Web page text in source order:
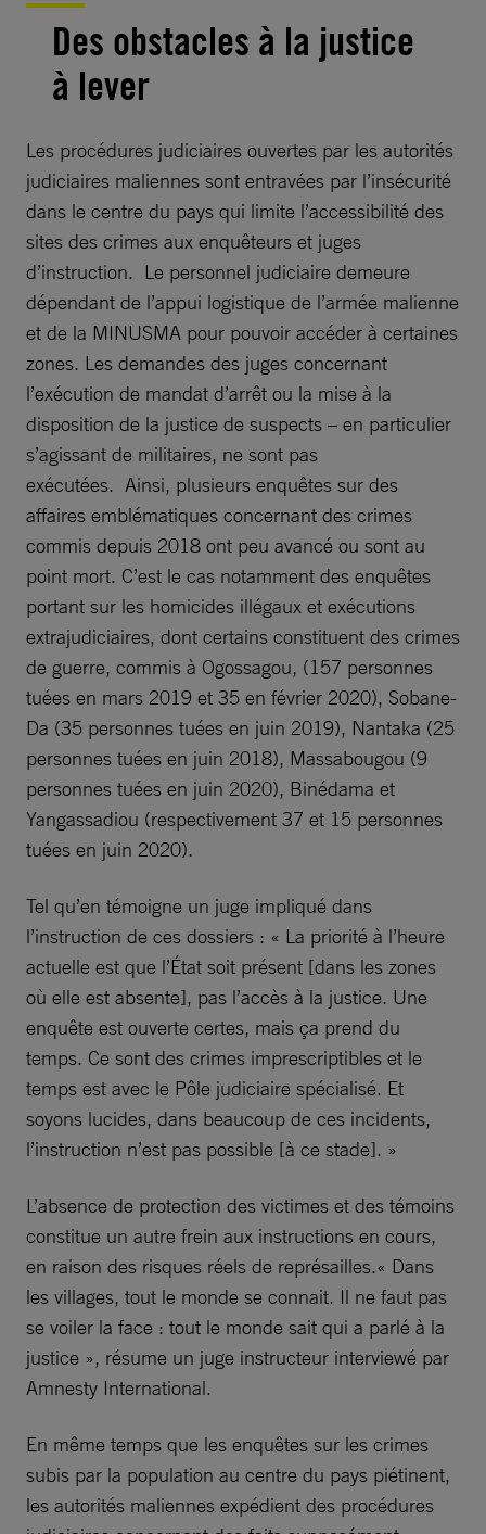
Des obstacles à la justice
à lever
Les procédures judiciaires ouvertes par les autorités
judiciaires maliennes sont entravées par l’insécurité
dans le centre du pays qui limite l’accessibilité des
sites des crimes aux enquêteurs et juges
d’instruction. Le personnel judiciaire demeure
dépendant de l’appui logistique de l’armée malienne
et de la MINUSMA pour pouvoir accéder à certaines
zones. Les demandes des juges concernant
l’exécution de mandat d’arrêt ou la mise à la
disposition de la justice de suspects – en particulier
s’agissant de militaires, ne sont pas
exécutées. Ainsi, plusieurs enquêtes sur des
affaires emblématiques concernant des crimes
commis depuis 2018 ont peu avancé ou sont au
point mort. C’est le cas notamment des enquêtes
portant sur les homicides illégaux et exécutions
extrajudiciaires, dont certains constituent des crimes
de guerre, commis à Ogossagou, (157 personnes
tuées en mars 2019 et 35 en février 2020), Sobane-
Da (35 personnes tuées en juin 2019), Nantaka (25
personnes tuées en juin 2018), Massabougou (9
personnes tuées en juin 2020), Binédama et
Yangassadiou (respectivement 37 et 15 personnes
tuées en juin 2020).
Tel qu’en témoigne un juge impliqué dans
l’instruction de ces dossiers : « La priorité à l’heure
actuelle est que l’État soit présent [dans les zones
où elle est absente], pas l’accès à la justice. Une
enquête est ouverte certes, mais ça prend du
temps. Ce sont des crimes imprescriptibles et le
temps est avec le Pôle judiciaire spécialisé. Et
soyons lucides, dans beaucoup de ces incidents,
l’instruction n’est pas possible [à ce stade]. »
L’absence de protection des victimes et des témoins
constitue un autre frein aux instructions en cours,
en raison des risques réels de représailles.« Dans
les villages, tout le monde se connait. Il ne faut pas
se voiler la face : tout le monde sait qui a parlé à la
justice », résume un juge instructeur interviewé par
Amnesty International.
En même temps que les enquêtes sur les crimes
subis par la population au centre du pays piétinent,
les autorités maliennes expédient des procédures